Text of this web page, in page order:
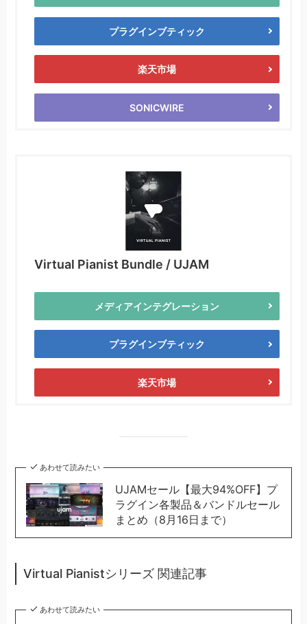
プラグインブティック
楽天市場
SONICWIRE
Virtual Pianist Bundle / UJAM
メディアインテグレーション
プラグインブティック
楽天市場
あわせて読みたい
UJAMセール【最大94%OFF】プ
ラグイン各製品＆バンドルセール
まとめ（8月16日まで）
Virtual Pianistシリーズ 関連記事
あわせて読みたい